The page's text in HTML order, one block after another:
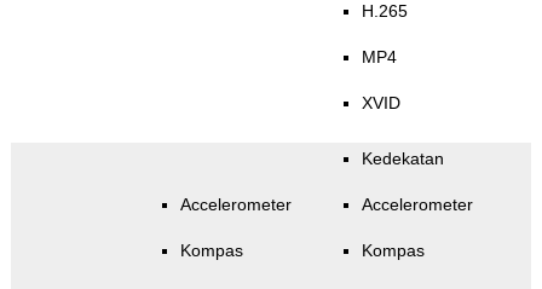
H.265
MP4
XVID
Accelerometer
Kompas
Kedekatan
Accelerometer
Kompas